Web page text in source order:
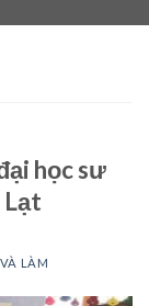
học sư
Lạt
LÀM